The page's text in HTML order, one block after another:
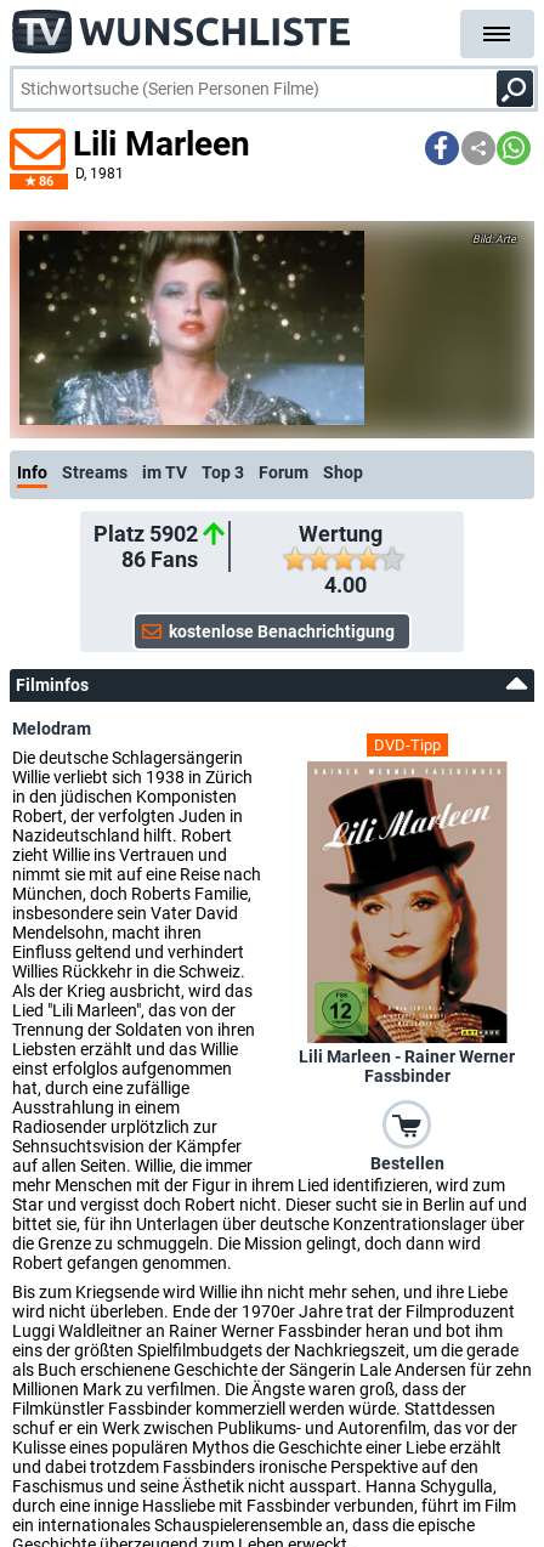
86
Lili Marleen
D, 1981
Arte
Info Streams im TV Top 3 Forum Shop
Platz 5902
86Fans
Wertung
4.00
Filminfos
DVD-Tipp
Lili Marleen - Rainer Werner
Fassbinder
Bestellen
Melodram
Die deutsche Schlagersängerin
Willie verliebt sich 1938 in Zürich
in den jüdischen Komponisten
Robert, der verfolgten Juden in
Nazideutschland hilft. Robert
zieht Willie ins Vertrauen und
nimmt sie mit auf eine Reise nach
München, doch Roberts Familie,
insbesondere sein Vater David
Mendelsohn, macht ihren
Einfluss geltend und verhindert
Willies Rückkehr in die Schweiz.
Als der Krieg ausbricht, wird das
Lied "Lili Marleen", das von der
Trennung der Soldaten von ihren
Liebsten erzählt und das Willie
einst erfolglos aufgenommen
hat, durch eine zufällige
Ausstrahlung in einem
Radiosender urplötzlich zur
Sehnsuchtsvision der Kämpfer
auf allen Seiten. Willie, die immer
mehr Menschen mit der Figur in ihrem Lied identifizieren, wird zum
Star und vergisst doch Robert nicht. Dieser sucht sie in Berlin auf und
bittet sie, für ihn Unterlagen über deutsche Konzentrationslager über
die Grenze zu schmuggeln. Die Mission gelingt, doch dann wird
Robert gefangen genommen.
Bis zum Kriegsende wird Willie ihn nicht mehr sehen, und ihre Liebe
wird nicht überleben. Ende der 1970er Jahre trat der Filmproduzent
Luggi Waldleitner an Rainer Werner Fassbinder heran und bot ihm
eins der größten Spielfilmbudgets der Nachkriegszeit, um die gerade
als Buch erschienene Geschichte der Sängerin Lale Andersen für zehn
Millionen Mark zu verfilmen. Die Ängste waren groß, dass der
Filmkünstler Fassbinder kommerziell werden würde. Stattdessen
schuf er ein Werk zwischen Publikums- und Autorenfilm, das vor der
Kulisse eines populären Mythos die Geschichte einer Liebe erzählt
und dabei trotzdem Fassbinders ironische Perspektive auf den
Faschismus und seine Ästhetik nicht ausspart. Hanna Schygulla,
durch eine innige Hassliebe mit Fassbinder verbunden, führt im Film
ein internationales Schauspielerensemble an, dass die epische